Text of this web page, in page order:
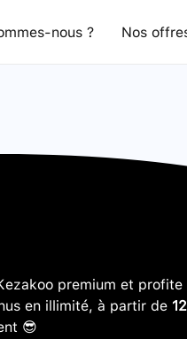
nous ? Nos
premium et
en illimité, à partir de
😎